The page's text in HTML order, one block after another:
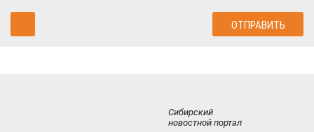
Сибирский
новостной портал